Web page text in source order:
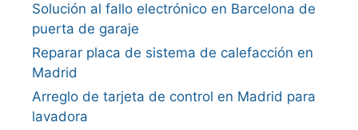
Solución al fallo electrónico en Barcelona de
puerta de garaje
Reparar placa de sistema de calefacción en
Madrid
Arreglo de tarjeta de control en Madrid para
lavadora